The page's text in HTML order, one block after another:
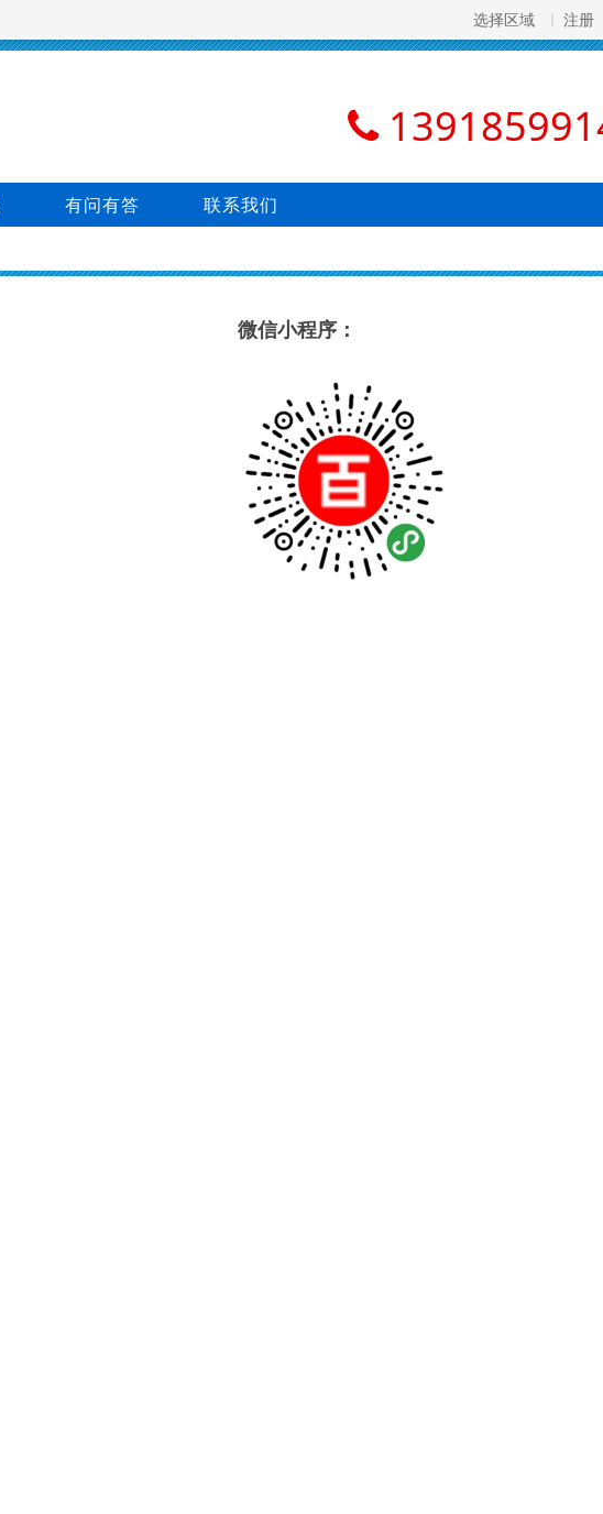
选择区域 注册
有问有答 联系我们
微信小程序：